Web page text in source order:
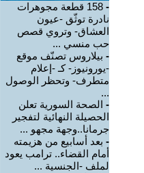
-
158 قطعة مجوهرات
نادرة توثّق -عيون
العشاق- وتروي قصص
حب منسي ...
- بيلاروس تصنّف موقع
-يورونيوز- كـ -إعلام
متطرف- وتحظر الوصول
...
- الصحة السورية تعلن
الحصيلة النهائية لتفجير
جرمانا..وجهة مجهو ...
- بعد أسابيع من هزيمته
أمام القضاء.. ترامب يعود
لملف -الجنسية ...